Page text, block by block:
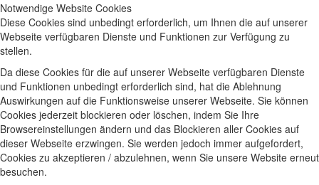
Notwendige Website Cookies
Diese Cookies sind unbedingt erforderlich, um Ihnen die auf unserer
Webseite verfügbaren Dienste und Funktionen zur Verfügung zu
stellen.
Da diese Cookies für die auf unserer Webseite verfügbaren Dienste
und Funktionen unbedingt erforderlich sind, hat die Ablehnung
Auswirkungen auf die Funktionsweise unserer Webseite. Sie können
Cookies jederzeit blockieren oder löschen, indem Sie Ihre
Browsereinstellungen ändern und das Blockieren aller Cookies auf
dieser Webseite erzwingen. Sie werden jedoch immer aufgefordert,
Cookies zu akzeptieren / abzulehnen, wenn Sie unsere Website erneut
besuchen.